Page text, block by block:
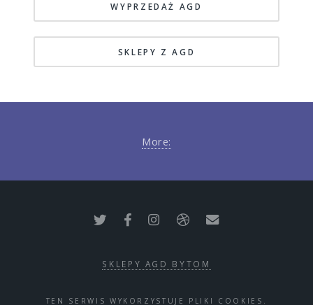
WYPRZEDAŻ AGD
SKLEPY Z AGD
More:
SKLEPY AGD BYTOM
TEN SERWIS WYKORZYSTUJE PLIKI COOKIES.